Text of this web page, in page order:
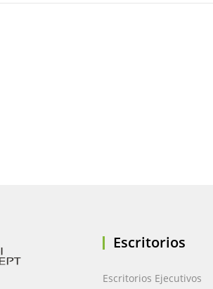
Escritorios
Escritorios Ejecutivos